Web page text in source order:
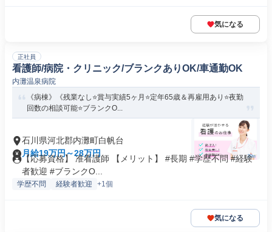
気になる
正社員
看護師/病院・クリニック/ブランクありOK/車通勤OK
内灘温泉病院
《病棟》《残業なし⭐賞与実績5ヶ月⭐定年65歳＆再雇用あり⭐夜勤
回数の相談可能⭐ブランクO...
石川県河北郡内灘町白帆台
月給19万円～28万円
【応募資格】 准看護師 【メリット】 #長期 #学歴不問 #経験
者歓迎 #ブランクO...
学歴不問 経験者歓迎 +1個
気になる